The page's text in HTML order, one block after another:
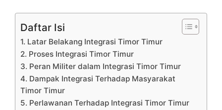
Daftar Isi
1. Latar Belakang Integrasi Timor Timur
2. Proses Integrasi Timor Timur
3. Peran Militer dalam Integrasi Timor Timur
4. Dampak Integrasi Terhadap Masyarakat
Timor Timur
5. Perlawanan Terhadap Integrasi Timor Timur